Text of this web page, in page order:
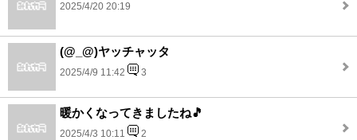
2025/4/20 20:19
(@_@)ヤッチャッタ
2025/4/9 11:42 3
暖かくなってきましたね🎵
2025/4/3 10:11 2